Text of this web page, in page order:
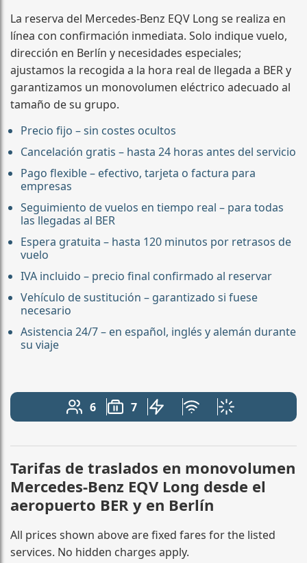
La reserva del Mercedes-Benz EQV Long se realiza en
línea con confirmación inmediata. Solo indique vuelo,
dirección en Berlín y necesidades especiales;
ajustamos la recogida a la hora real de llegada a BER y
garantizamos un monovolumen eléctrico adecuado al
tamaño de su grupo.
Precio fijo – sin costes ocultos
Cancelación gratis – hasta 24 horas antes del servicio
Pago flexible – efectivo, tarjeta o factura para
empresas
Seguimiento de vuelos en tiempo real – para todas
las llegadas al BER
Espera gratuita – hasta 120 minutos por retrasos de
vuelo
IVA incluido – precio final confirmado al reservar
Vehículo de sustitución – garantizado si fuese
necesario
Asistencia 24/7 – en español, inglés y alemán durante
su viaje
6
Número de pasajeros: 6
7
Capacidad de equipaje: 7
Vehículo eléctrico
Wi-Fi gratuito
Aire
Tarifas de traslados en monovolumen
Mercedes-Benz EQV Long desde el
aeropuerto BER y en Berlín
All prices shown above are fixed fares for the listed
services. No hidden charges apply.